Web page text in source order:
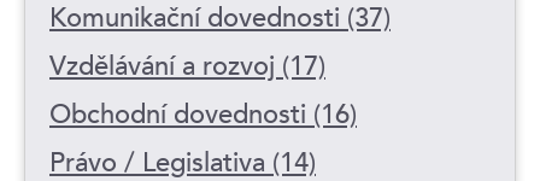
Komunikační dovednosti (37)
Vzdělávání a rozvoj (17)
Obchodní dovednosti (16)
Právo / Legislativa (14)